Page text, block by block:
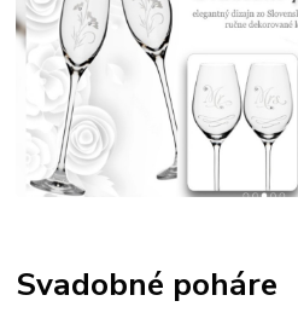
Svadobné poháre